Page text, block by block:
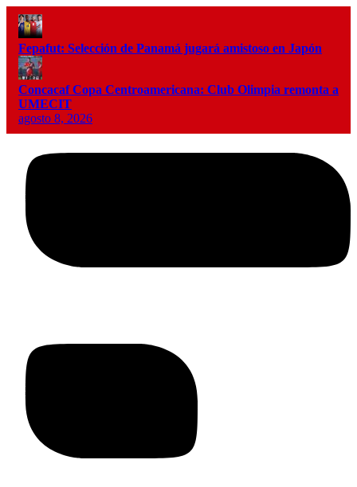
Fepafut: Selección de Panamá jugará amistoso en Japón
Concacaf Copa Centroamericana: Club Olimpia remonta a
UMECIT
agosto 8, 2026